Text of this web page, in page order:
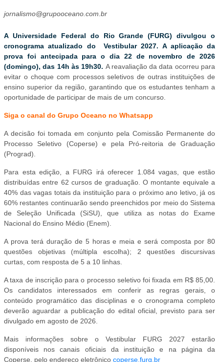
jornalismo@grupooceano.com.br
A Universidade Federal do Rio Grande (FURG) divulgou o
cronograma atualizado do Vestibular 2027. A aplicação da
prova foi antecipada para o dia 22 de novembro de 2026
(domingo), das 14h às 19h30. A reavaliação da data ocorreu para
evitar o choque com processos seletivos de outras instituições de
ensino superior da região, garantindo que os estudantes tenham a
oportunidade de participar de mais de um concurso.
Siga o canal do Grupo Oceano no Whatsapp
A decisão foi tomada em conjunto pela Comissão Permanente do
Processo Seletivo (Coperse) e pela Pró-reitoria de Graduação
(Prograd).
Para esta edição, a FURG irá oferecer 1.084 vagas, que estão
distribuídas entre 62 cursos de graduação. O montante equivale a
40% das vagas totais da instituição para o próximo ano letivo, já os
60% restantes continuarão sendo preenchidos por meio do Sistema
de Seleção Unificada (SiSU), que utiliza as notas do Exame
Nacional do Ensino Médio (Enem).
A prova terá duração de 5 horas e meia e será composta por 80
questões objetivas (múltipla escolha); 2 questões discursivas
curtas, com resposta de 5 a 10 linhas.
A taxa de inscrição para o processo seletivo foi fixada em R$ 85,00.
Os candidatos interessados em conferir as regras gerais, o
conteúdo programático das disciplinas e o cronograma completo
deverão aguardar a publicação do edital oficial, previsto para ser
divulgado em agosto de 2026.
Mais informações sobre o Vestibular FURG 2027 estarão
disponíveis nos canais oficiais da instituição e na página da
Coperse, pelo endereço eletrônico coperse.furg.br